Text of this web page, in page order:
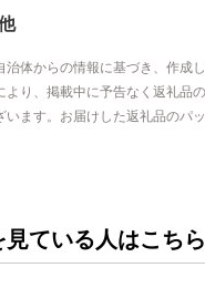
体からの情報に基づき、作成し
より、掲載中に予告なく返礼品
います。お届けした返礼品のパ
見ている人はこち